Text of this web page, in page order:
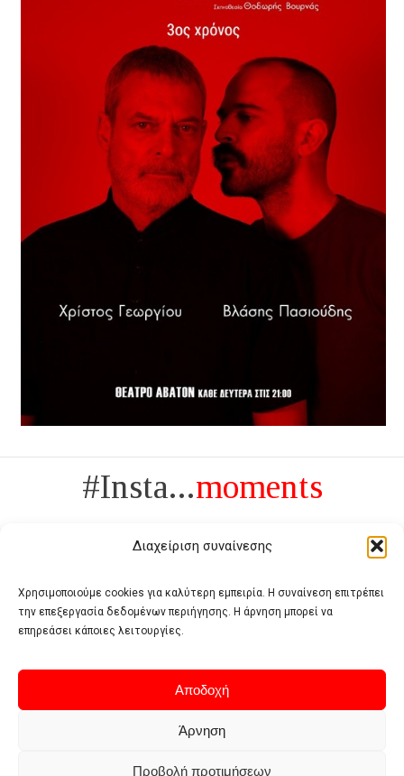
Διαχείριση συναίνεσης
Χρησιμοποιούμε cookies για καλύτερη εμπειρία. Η συναίνεση επιτρέπει
την επεξεργασία δεδομένων περιήγησης. Η άρνηση μπορεί να
επηρεάσει κάποιες λειτουργίες.
Αποδοχή
Άρνηση
Προβολή προτιμήσεων
#Insta...moments
Πολυτέλεια δεν είναι το αντίθετο της ανέχειας, είναι το αντίθετο της